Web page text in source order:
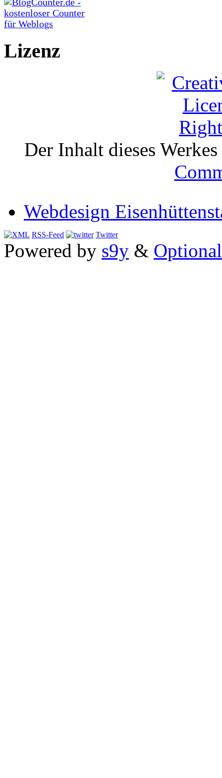
Lizenz
Der Inhalt dieses
Webdesign
RSS-Feed Twitter
Powered by s9y &